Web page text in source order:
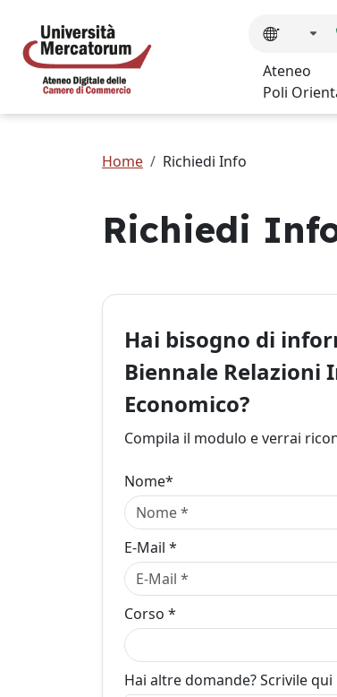
Ateneo
Poli
Home Richiedi Info
Richiedi
Hai bisogno di
Biennale Relazioni
Economico?
Compila il modulo e verrai
Nome*
E-Mail *
Corso *
Hai altre domande? Scrivile qui